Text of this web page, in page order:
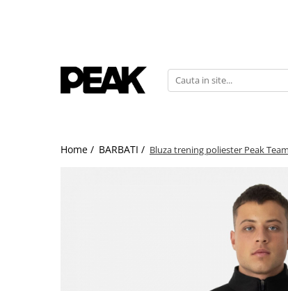
Home / BARBATI / Bluza trening poliester Peak